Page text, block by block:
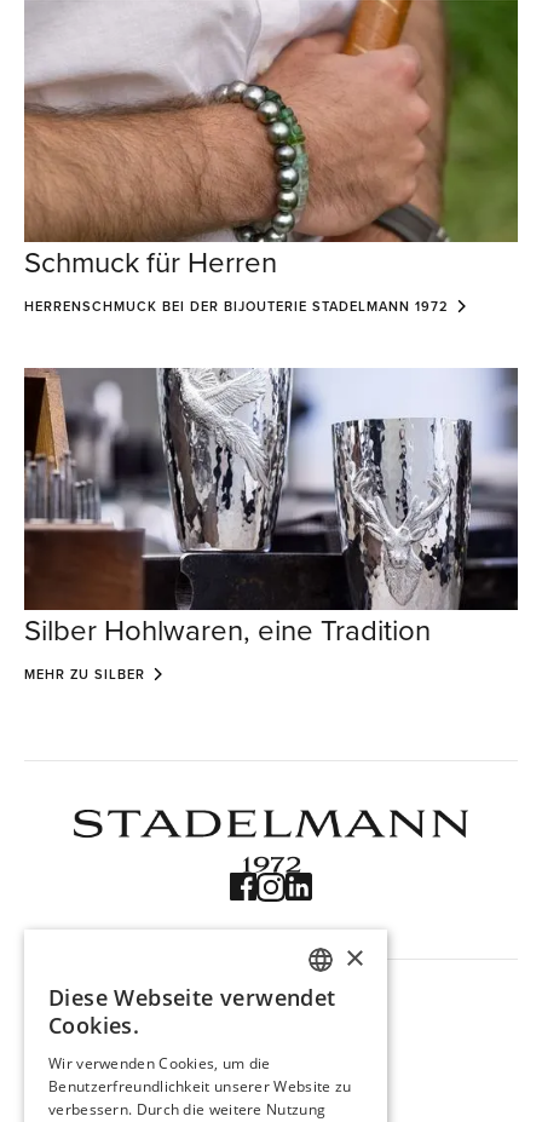
Schmuck für Herren
HERRENSCHMUCK BEI DER BIJOUTERIE STADELMANN 1972
Silber Hohlwaren, eine Tradition
MEHR ZU SILBER
Produkte
Trouvaille
Über uns
Kontakt
Impressum
GERMAN
FRENCH
×
Diese Webseite verwendet
Cookies.
Wir verwenden Cookies, um die
Benutzerfreundlichkeit unserer Website zu
verbessern. Durch die weitere Nutzung